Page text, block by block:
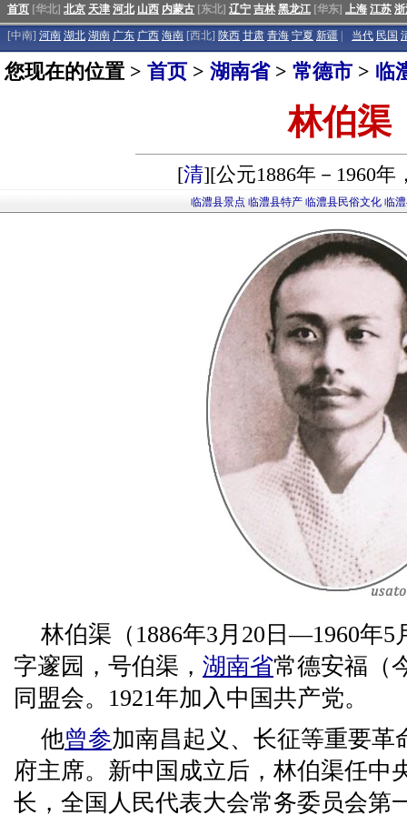
首页 [华北] 北京 天津 河北 山西 内蒙古 [东北] 辽宁 吉林 黑龙江 [华东] 上海 江苏
[中南] 河南 湖北 湖南 广东 广西 海南 [西北] 陕西 甘肃 青海 宁夏 新疆 当代 民国
您现在的位置 > 首页 > 湖南省> 常德市 > 临
林伯渠
[清][公元1886年－1960年
临澧县景点 临澧县特产 临澧县民俗文化 临
林伯渠（1886年3月20日—1960年5
字邃园，号伯渠， 湖南省常德安福（
同盟会。1921年加入中国共产党。
他曾参加南昌起义、长征等重要革
府主席。新中国成立后，林伯渠任中
长，全国人民代表大会常务委员会第